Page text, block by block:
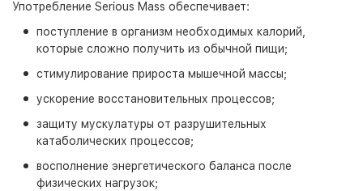
Употребление Serious Mass обеспечивает:
поступление в организм необходимых калорий,
которые сложно получить из обычной пищи;
стимулирование прироста мышечной массы;
ускорение восстановительных процессов;
защиту мускулатуры от разрушительных
катаболических процессов;
восполнение энергетического баланса после
физических нагрузок;